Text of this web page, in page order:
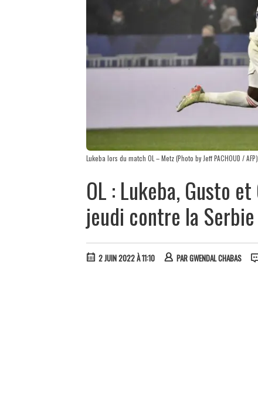
Lukeba lors du match OL – Metz (Photo by Jeff PACHOUD / AFP)
OL : Lukeba, Gusto
jeudi contre la Serbie
2 JUIN 2022 À 11:10 PARGWENDAL CHABAS